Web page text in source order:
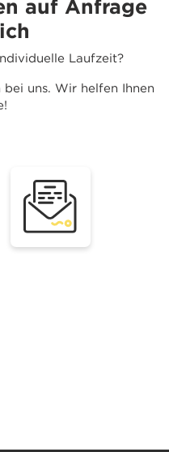
auf Anfrage
Laufzeit?
uns. Wir helfen Ihnen